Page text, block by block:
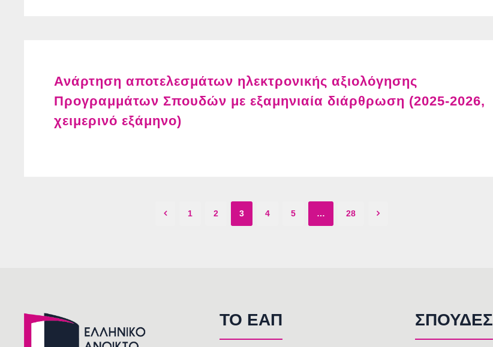
Ανάρτηση αποτελεσμάτων ηλεκτρονικής αξιολόγησης
Προγραμμάτων Σπουδών με εξαμηνιαία διάρθρωση (2025-2026,
χειμερινό εξάμηνο)
1 2 3 4 5 … 28
TO EAΠ ΣΠΟΥΔΕΣ